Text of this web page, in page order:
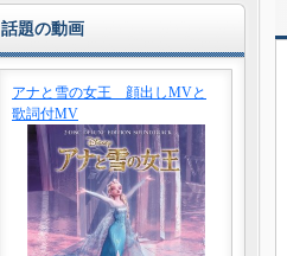
話題の動画
アナと雪の女王 顔出しMVと
歌詞付MV